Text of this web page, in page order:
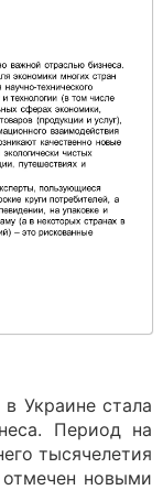
Украине стала
Период на
тысячелетия
новыми